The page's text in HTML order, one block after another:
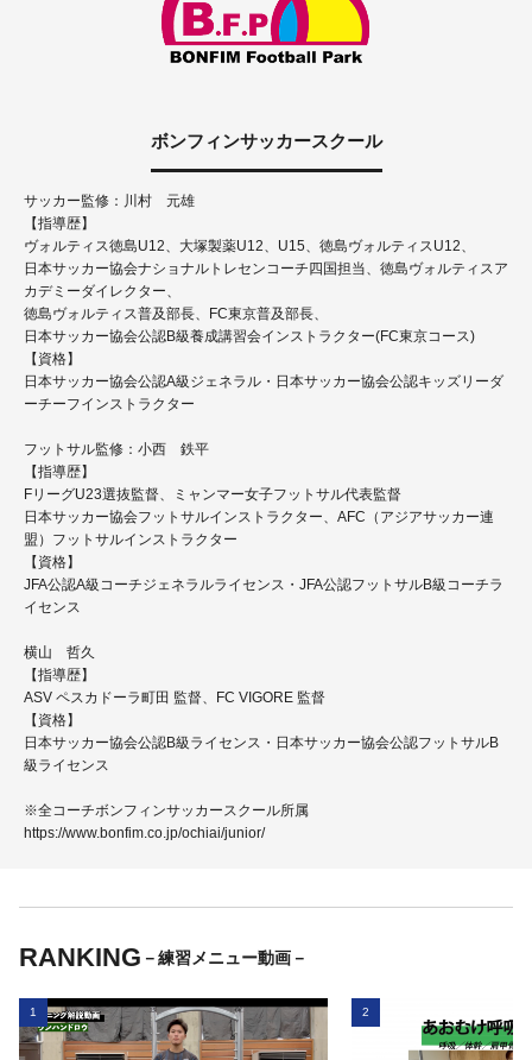
ボンフィンサッカースクール
サッカー監修：川村 元雄
【指導歴】
ヴォルティス徳島U12、大塚製薬U12、U15、徳島ヴォルティスU12、
日本サッカー協会ナショナルトレセンコーチ四国担当、徳島ヴォルティスア
カデミーダイレクター、
徳島ヴォルティス普及部長、FC東京普及部長、
日本サッカー協会公認B級養成講習会インストラクター(FC東京コース)
【資格】
日本サッカー協会公認A級ジェネラル・日本サッカー協会公認キッズリーダ
ーチーフインストラクター
フットサル監修：小西 鉄平
【指導歴】
FリーグU23選抜監督、ミャンマー女子フットサル代表監督
日本サッカー協会フットサルインストラクター、AFC（アジアサッカー連
盟）フットサルインストラクター
【資格】
JFA公認A級コーチジェネラルライセンス・JFA公認フットサルB級コーチラ
イセンス
横山 哲久
【指導歴】
ASV ペスカドーラ町田 監督、FC VIGORE 監督
【資格】
日本サッカー協会公認B級ライセンス・日本サッカー協会公認フットサルB
級ライセンス
※全コーチボンフィンサッカースクール所属
https://www.bonfim.co.jp/ochiai/junior/
RANKING －練習メニュー動画－
1 2